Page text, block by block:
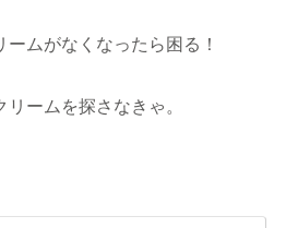
ムがなくなったら困る！
ームを探さなきゃ。